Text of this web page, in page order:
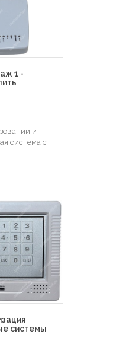
1 -
и
система с
системы